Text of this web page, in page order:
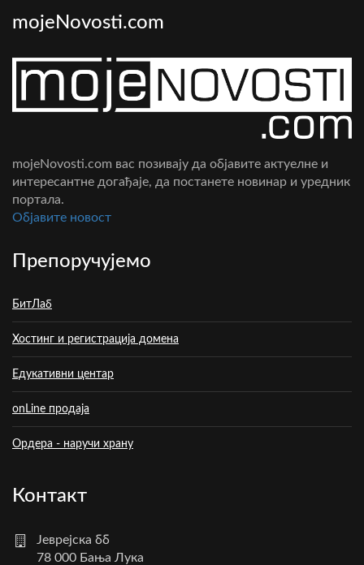
mojeNovosti.com
mojeNovosti.com вас позивају да објавите актуелне и
интересантне догађаје, да постанете новинар и уредник
портала.
Oбјавите новост
Препоручујемо
БитЛаб
Хостинг и регистрација домена
Едукативни центар
onLine продаја
Ордера - наручи храну
Контакт
Јеврејска бб
78 000 Бања Лука